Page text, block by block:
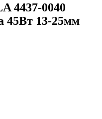
4437-0040
45Вт 13-25мм